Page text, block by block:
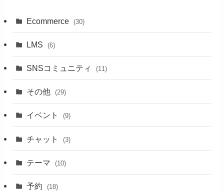
Ecommerce (30)
LMS (6)
SNSコミュニティ (11)
その他 (29)
イベント (9)
チャット (3)
テーマ (10)
予約 (18)